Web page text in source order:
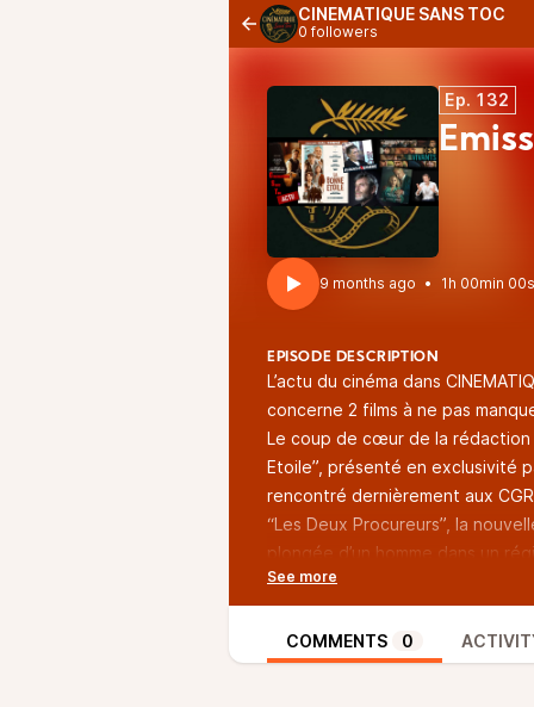
CINEMATIQUE SANS TOC
0 followers
Ep. 132
9 months ago • 1h 00min 00s
EPISODE DESCRIPTION
L’actu du cinéma dans
concerne 2 films à ne pas
Le coup de cœur de la rédaction
Etoile”, présenté en exclusivité
rencontré dernièrement aux
“Les Deux Procureurs”, la
plongée d’un homme dans un
séries:
Une immersion dans le monde
réels, d’une famille unie par la
Murders”, sur Disney+ depuis le
COMMENTS 0